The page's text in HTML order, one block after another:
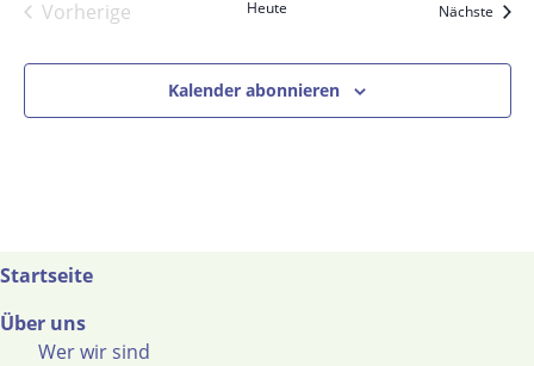
Vorherige
Heute Nächste
Kalender abonnieren
Startseite
Über uns
Wer wir sind